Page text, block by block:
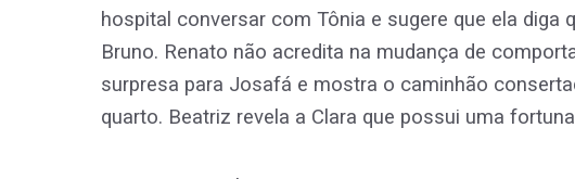
hospital conversar com Tônia e sugere que ela diga
Bruno. Renato não acredita na mudança de
surpresa para Josafá e mostra o caminhão
quarto. Beatriz revela a Clara que possui uma